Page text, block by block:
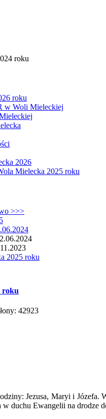
roku
roku
w Woli Mieleckiej
2026
Mielecka 2025 roku
>>>
2025 roku
roku
42923
Jezusa, Maryi i
w duchu Ewangelii na